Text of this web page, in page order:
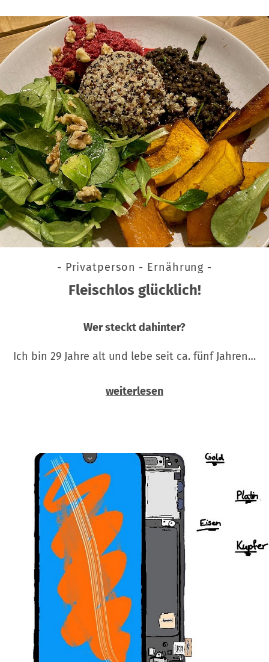
- Privatperson - Ernährung -
Fleischlos glücklich!
Wer steckt dahinter?
Ich bin 29 Jahre alt und lebe seit ca. fünf Jahren…
weiterlesen